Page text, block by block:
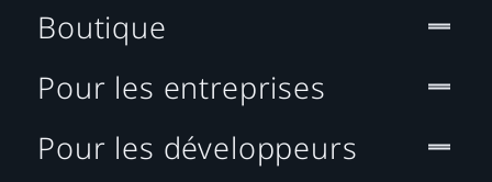
Boutique
Pour les entreprises
Pour les développeurs